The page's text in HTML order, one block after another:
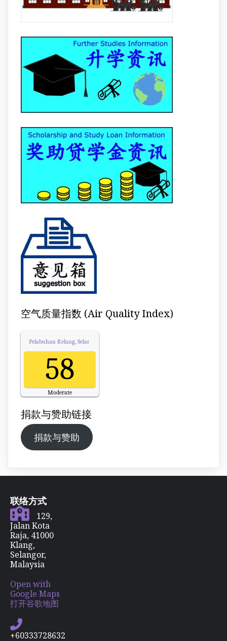
空气质量指数 (Air Quality Index)
Pelabuhan Kelang, Selangor
58
Moderate
Updated on Thursday 23:00
捐款与赞助链接
捐款与赞助
联络方式
129,
Jalan Kota
Raja, 41000
Klang,
Selangor,
Malaysia
Open with
Google Maps
打开谷歌地图
+60333728632